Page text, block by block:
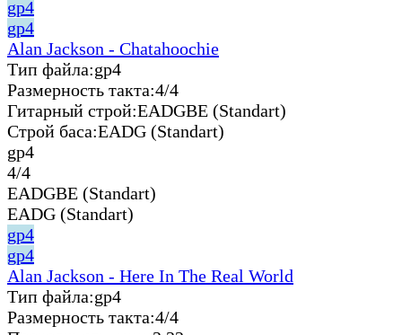
gp4
gp4
Alan Jackson - Chatahoochie
Тип файла:gp4
Размерность такта:4/4
Гитарный строй:EADGBE (Standart)
Строй баса:EADG (Standart)
gp4
4/4
EADGBE (Standart)
EADG (Standart)
gp4
gp4
Alan Jackson - Here In The Real World
Тип файла:gp4
Размерность такта:4/4